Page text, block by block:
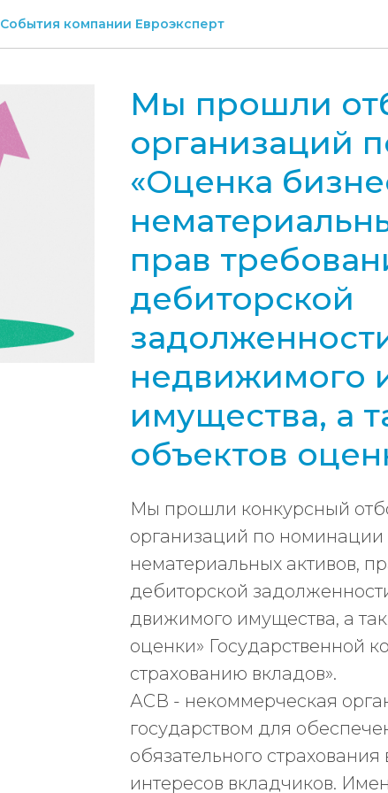
События компании Евроэксперт
Мы прошли
организаций
«Оценка
прав
дебиторской
недвижимого
имущества, а
объектов
Мы прошли конкурсный
организаций по номинации
нематериальных активов,
дебиторской
движимого имущества, а
оценки» Государственной
страхованию вкладов».
АСВ - некоммерческая
государством для
обязательного
интересов вкладчиков.